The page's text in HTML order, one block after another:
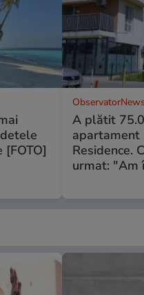
[FOTO]
A plătit
apartament
Residence.
urmat: "Am